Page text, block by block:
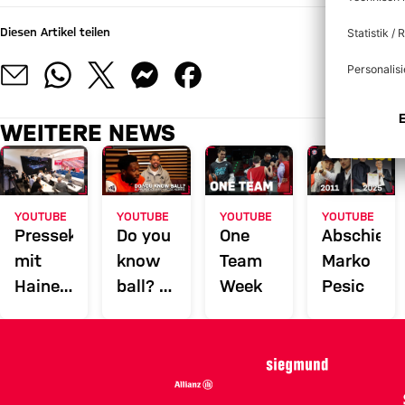
Diesen Artikel teilen
WEITERE NEWS
YOUTUBE
Pressekonferenz
mit
Hainer,
YOUTUBE
Do you
know
ball? |
YOUTUBE
One
Team
Week
YOUTUBE
Marko
Pesic